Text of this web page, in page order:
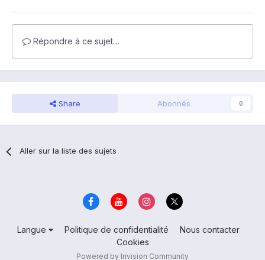
Répondre à ce sujet…
Share Abonnés 0
Aller sur la liste des sujets
Langue Politique de confidentialité
Nous contacter
Cookies
Powered by Invision Community